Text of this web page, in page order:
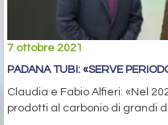
7 ottobre 2021
PADANA TUBI: «SERVE
Claudia e Fabio Alfieri: «Nel
prodotti al carbonio di grandi